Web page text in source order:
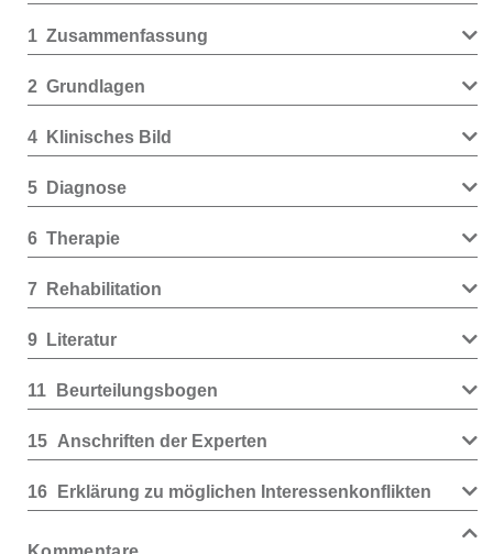
1 Zusammenfassung
2 Grundlagen
4 Klinisches Bild
5 Diagnose
6 Therapie
7 Rehabilitation
9 Literatur
11 Beurteilungsbogen
15 Anschriften der Experten
16 Erklärung zu möglichen Interessenkonflikten